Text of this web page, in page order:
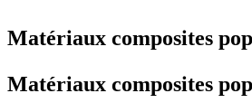
Matériaux composites
Matériaux composites